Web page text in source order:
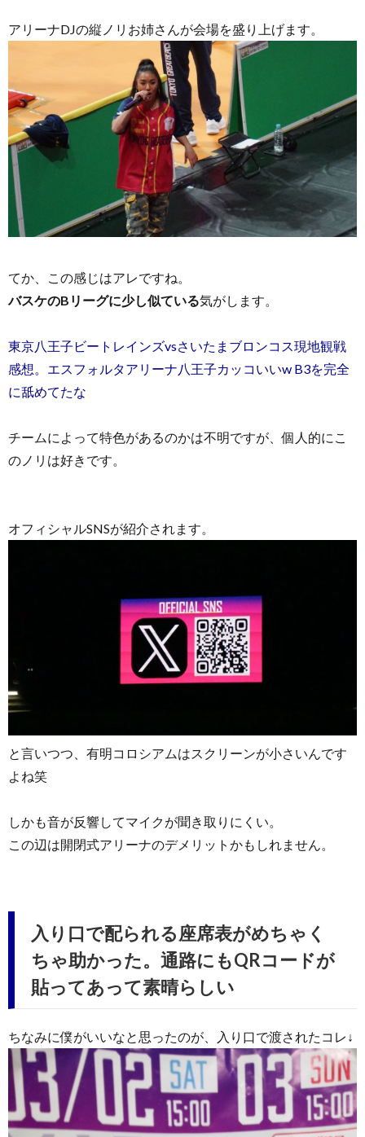
アリーナDJの縦ノリお姉さんが会場を盛り上げます。
てか、この感じはアレですね。
バスケのBリーグに少し似ている気がします。
東京八王子ビートレインズvsさいたまブロンコス現地観戦
感想。エスフォルタアリーナ八王子カッコいいw B3を完全
に舐めてたな
チームによって特色があるのかは不明ですが、個人的にこ
のノリは好きです。
オフィシャルSNSが紹介されます。
と言いつつ、有明コロシアムはスクリーンが小さいんです
よね笑
しかも音が反響してマイクが聞き取りにくい。
この辺は開閉式アリーナのデメリットかもしれません。
入り口で配られる座席表がめちゃく
ちゃ助かった。通路にもQRコードが
貼ってあって素晴らしい
ちなみに僕がいいなと思ったのが、入り口で渡されたコレ↓